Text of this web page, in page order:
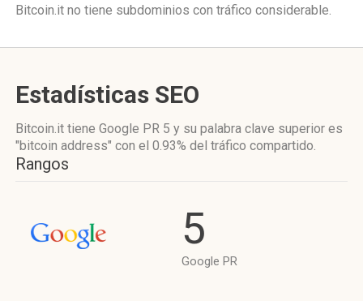
Bitcoin.it no tiene subdominios con tráfico considerable.
Estadísticas SEO
Bitcoin.it tiene Google PR 5 y su palabra clave superior es
"bitcoin address" con el 0.93% del tráfico compartido.
Rangos
5
Google PR